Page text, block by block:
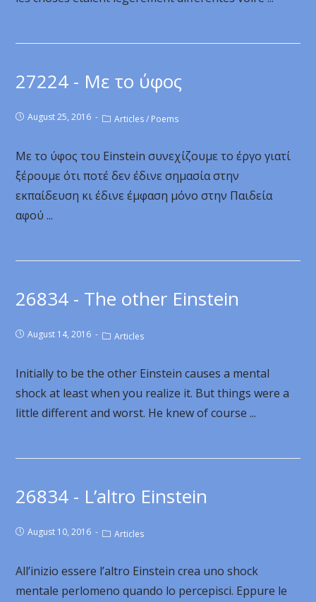
27224 - Με το ύφος
August 25, 2016 Articles / Poems
Με το ύφος του Einstein συνεχίζουμε το έργο γιατί
ξέρουμε ότι ποτέ δεν έδινε σημασία στην
εκπαίδευση κι έδινε έμφαση μόνο στην Παιδεία
αφού ...
26834 - The other Einstein
August 14, 2016 Articles
Initially to be the other Einstein causes a mental
shock at least when you realize it. But things were a
little different and worst. He knew of course ...
26834 - L’altro Einstein
August 10, 2016 Articles
All’inizio essere l’altro Einstein crea uno shock
mentale perlomeno quando lo percepisci. Eppure le